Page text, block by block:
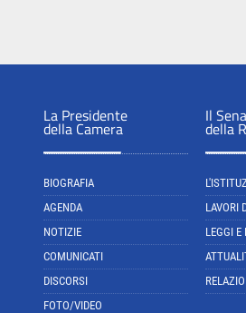
La Presidente
della Camera
BIOGRAFIA
AGENDA
NOTIZIE
COMUNICATI
DISCORSI
FOTO/VIDEO
Il
della
LAVORI
LEGGI E